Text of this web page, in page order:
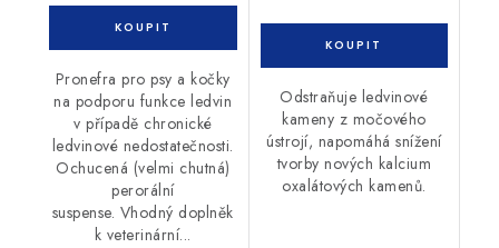
Pronefra pro psy a kočky
na podporu funkce ledvin
v případě chronické
ledvinové nedostatečnosti.
Ochucená (velmi chutná)
perorální
suspense. Vhodný doplněk
k veterinární...
Odstraňuje ledvinové
kameny z močového
ústrojí, napomáhá snížení
tvorby nových kalcium
oxalátových kamenů.